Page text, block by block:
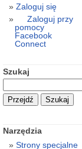
Zaloguj się
Zaloguj przy
pomocy
Facebook
Connect
Szukaj
Narzędzia
Strony specjalne